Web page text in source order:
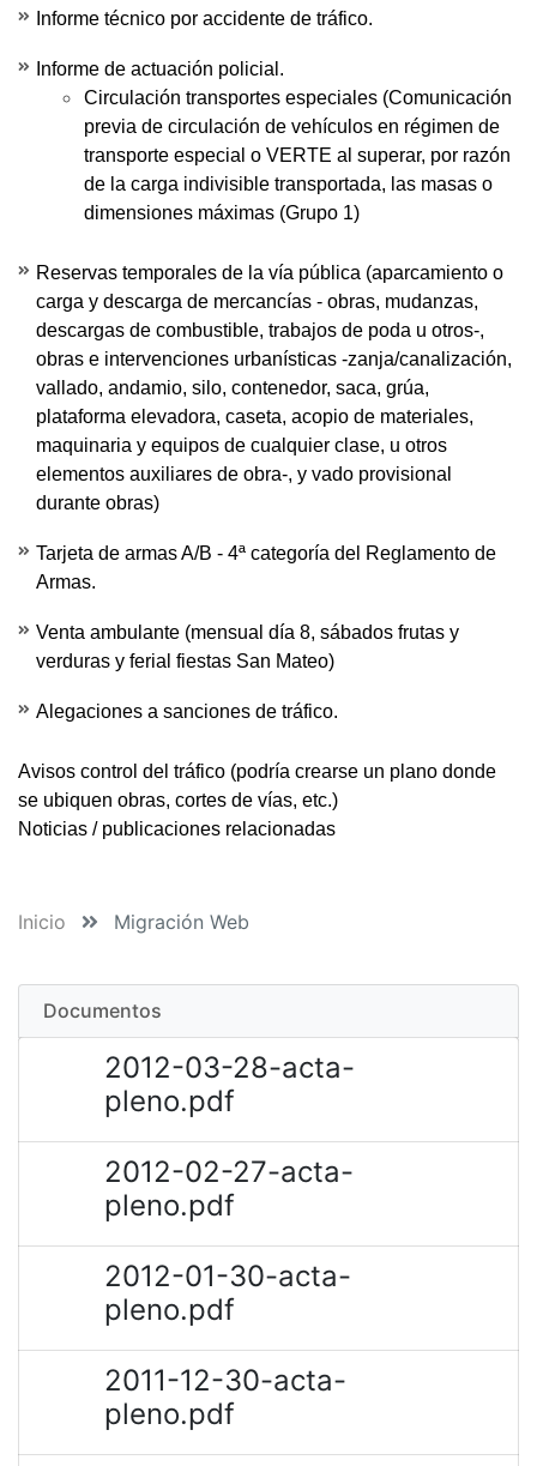
Informe técnico por accidente de tráfico.
Informe de actuación policial.
Circulación transportes especiales (Comunicación
previa de circulación de vehículos en régimen de
transporte especial o VERTE al superar, por razón
de la carga indivisible transportada, las masas o
dimensiones máximas (Grupo 1)
Reservas temporales de la vía pública (aparcamiento o
carga y descarga de mercancías - obras, mudanzas,
descargas de combustible, trabajos de poda u otros-,
obras e intervenciones urbanísticas -zanja/canalización,
vallado, andamio, silo, contenedor, saca, grúa,
plataforma elevadora, caseta, acopio de materiales,
maquinaria y equipos de cualquier clase, u otros
elementos auxiliares de obra-, y vado provisional
durante obras)
Tarjeta de armas A/B - 4ª categoría del Reglamento de
Armas.
Venta ambulante (mensual día 8, sábados frutas y
verduras y ferial fiestas San Mateo)
Alegaciones a sanciones de tráfico.
Avisos control del tráfico (podría crearse un plano donde
se ubiquen obras, cortes de vías, etc.)
Noticias / publicaciones relacionadas
Inicio Migración Web
Documentos
2012-03-28-acta-
pleno.pdf
2012-02-27-acta-
pleno.pdf
2012-01-30-acta-
pleno.pdf
2011-12-30-acta-
pleno.pdf